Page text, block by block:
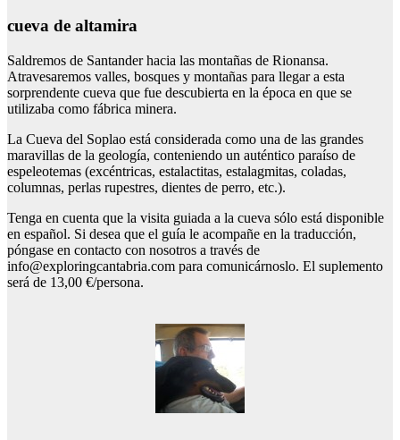
cueva de altamira
Saldremos de Santander hacia las montañas de Rionansa.
Atravesaremos valles, bosques y montañas para llegar a esta
sorprendente cueva que fue descubierta en la época en que se
utilizaba como fábrica minera.
La Cueva del Soplao está considerada como una de las grandes
maravillas de la geología, conteniendo un auténtico paraíso de
espeleotemas (excéntricas, estalactitas, estalagmitas, coladas,
columnas, perlas rupestres, dientes de perro, etc.).
Tenga en cuenta que la visita guiada a la cueva sólo está disponible
en español. Si desea que el guía le acompañe en la traducción,
póngase en contacto con nosotros a través de
info@exploringcantabria.com para comunicárnoslo. El suplemento
será de 13,00 €/persona.